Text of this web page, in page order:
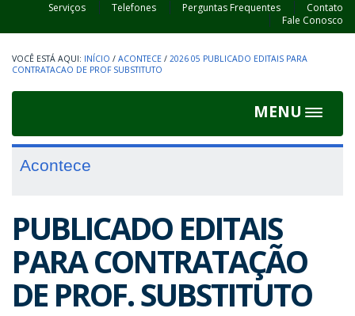
Serviços Telefones Perguntas Frequentes
Contato
Fale Conosco
INÍCIO / ACONTECE / 2026 05 PUBLICADO EDITAIS PARA
CONTRATACAO DE PROF SUBSTITUTO
MENU
Toggle
Acontece
PUBLICADO EDITAIS
PARA CONTRATAÇÃO
DE PROF. SUBSTITUTO